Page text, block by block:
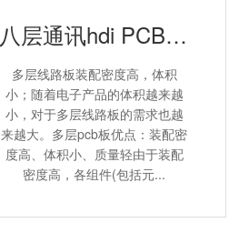
八层通讯hdi PCB线路板
多层线路板装配密度高，体积
小；随着电子产品的体积越来越
小，对于多层线路板的需求也越
来越大。多层pcb板优点：装配密
度高、体积小、质量轻由于装配
密度高，各组件(包括元...